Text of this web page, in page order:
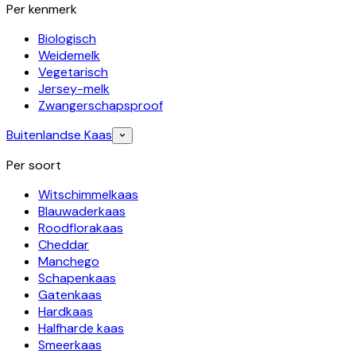
Per kenmerk
Biologisch
Weidemelk
Vegetarisch
Jersey-melk
Zwangerschapsproof
Buitenlandse Kaas
Per soort
Witschimmelkaas
Blauwaderkaas
Roodflorakaas
Cheddar
Manchego
Schapenkaas
Gatenkaas
Hardkaas
Halfharde kaas
Smeerkaas